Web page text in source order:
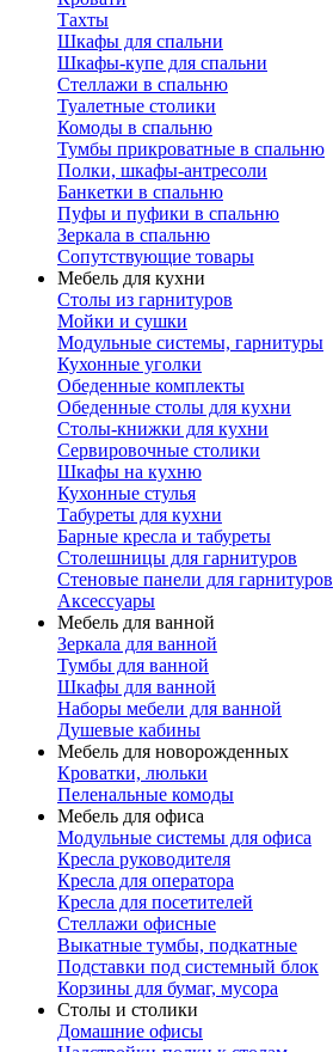
Тахты
Шкафы для спальни
Шкафы-купе для спальни
Стеллажи в спальню
Туалетные столики
Комоды в спальню
Тумбы прикроватные в спальню
Полки, шкафы-антресоли
Банкетки в спальню
Пуфы и пуфики в спальню
Зеркала в спальню
Сопутствующие товары
Мебель для кухни
Столы из гарнитуров
Мойки и сушки
Модульные системы, гарнитуры
Кухонные уголки
Обеденные комплекты
Обеденные столы для кухни
Столы-книжки для кухни
Сервировочные столики
Шкафы на кухню
Кухонные стулья
Табуреты для кухни
Барные кресла и табуреты
Столешницы для гарнитуров
Стеновые панели для гарнитуров
Аксессуары
Мебель для ванной
Зеркала для ванной
Тумбы для ванной
Шкафы для ванной
Наборы мебели для ванной
Душевые кабины
Мебель для новорожденных
Кроватки, люльки
Пеленальные комоды
Мебель для офиса
Модульные системы для офиса
Кресла руководителя
Кресла для оператора
Кресла для посетителей
Стеллажи офисные
Выкатные тумбы, подкатные
Подставки под системный блок
Корзины для бумаг, мусора
Столы и столики
Домашние офисы